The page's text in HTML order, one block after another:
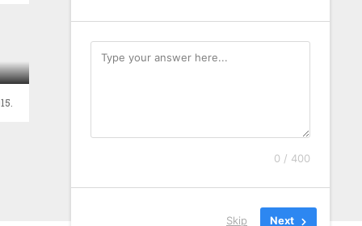
0 / 400
Skip Next